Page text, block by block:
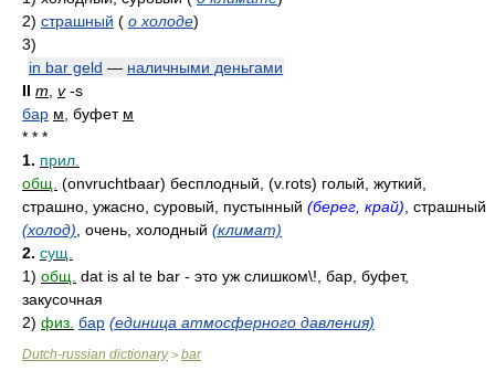
2) страшный ( о холоде)
3)
in bar geld — наличными деньгами
II m v-s
бар м , буфет м
* * *
1. прил.
общ. (onvruchtbaar) бесплодный, (v.rots) голый, жуткий,
страшно, ужасно, суровый, пустынный (берег, край) , страшный
(холод) , очень, холодный (климат)
2. сущ.
1) общ. dat is al te bar - это уж слишком\!, бар, буфет,
закусочная
2) физ. бар (единица атмосферного давления)
Dutch-russian dictionary> bar